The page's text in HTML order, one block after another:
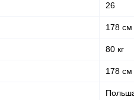
26
178 см
80 кг
178 см